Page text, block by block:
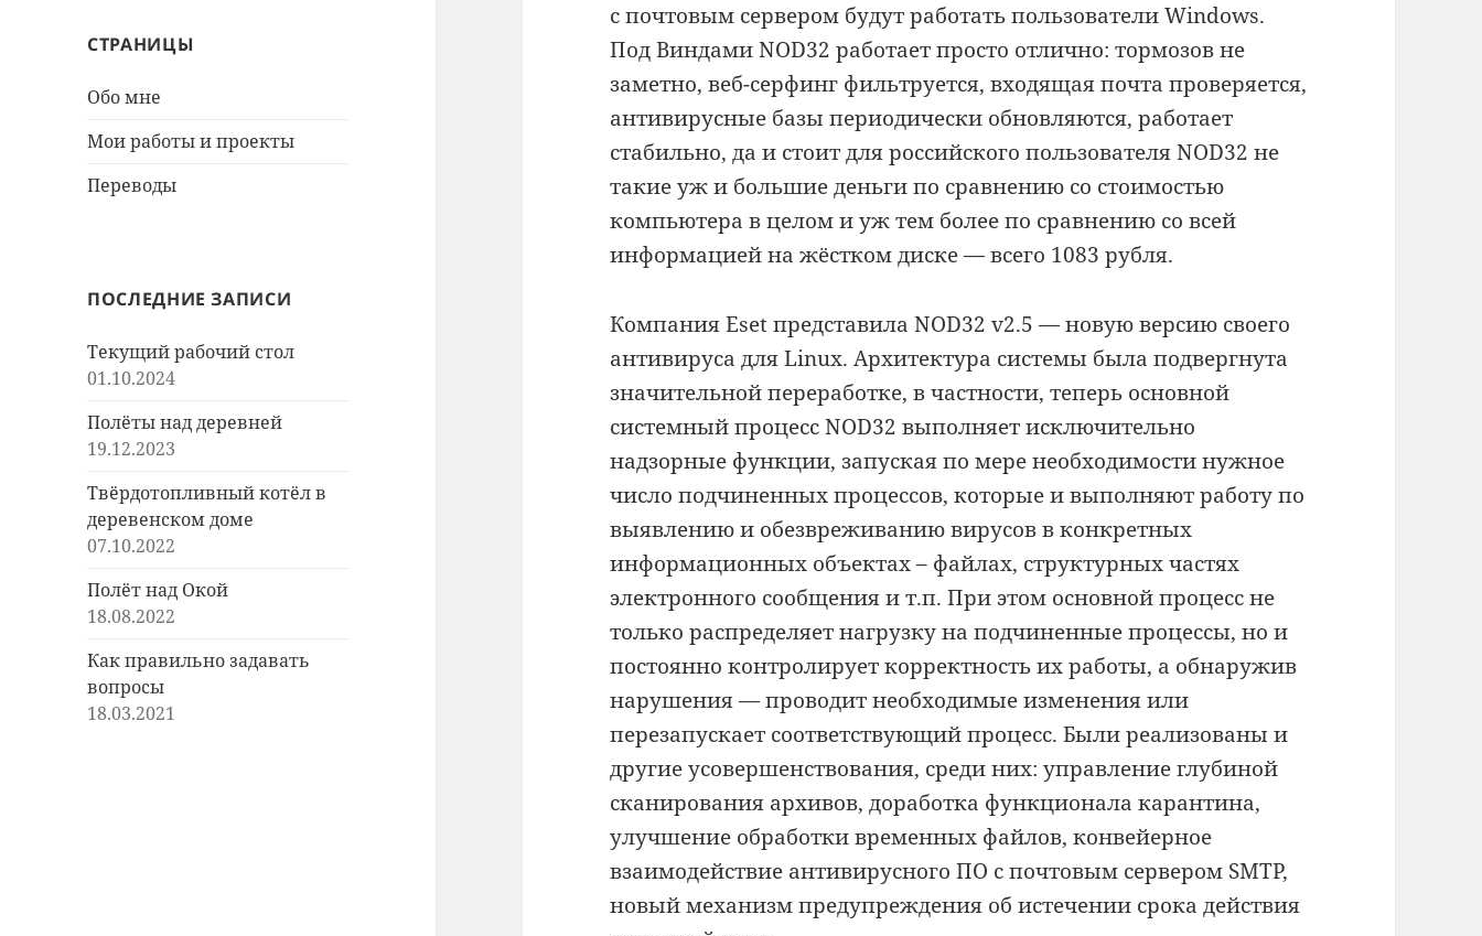
СТРАНИЦЫ
Обо мне
Мои работы и проекты
Переводы
ПОСЛЕДНИЕ ЗАПИСИ
Текущий рабочий стол
01.10.2024
Полёты над деревней
19.12.2023
Твёрдотопливный котёл в
деревенском доме
07.10.2022
Полёт над Окой
18.08.2022
Как правильно задавать
вопросы
18.03.2021
с почтовым сервером будут работать пользователи Windows.
Под Виндами NOD32 работает просто отлично: тормозов не
заметно, веб-серфинг фильтруется, входящая почта проверяется,
антивирусные базы периодически обновляются, работает
стабильно, да и стоит для российского пользователя NOD32 не
такие уж и большие деньги по сравнению со стоимостью
компьютера в целом и уж тем более по сравнению со всей
информацией на жёстком диске — всего 1083 рубля.
Компания Eset представила NOD32 v2.5 — новую версию своего
антивируса для Linux. Архитектура системы была подвергнута
значительной переработке, в частности, теперь основной
системный процесс NOD32 выполняет исключительно
надзорные функции, запуская по мере необходимости нужное
число подчиненных процессов, которые и выполняют работу по
выявлению и обезвреживанию вирусов в конкретных
информационных объектах – файлах, структурных частях
электронного сообщения и т.п. При этом основной процесс не
только распределяет нагрузку на подчиненные процессы, но и
постоянно контролирует корректность их работы, а обнаружив
нарушения — проводит необходимые изменения или
перезапускает соответствующий процесс. Были реализованы и
другие усовершенствования, среди них: управление глубиной
сканирования архивов, доработка функционала карантина,
улучшение обработки временных файлов, конвейерное
взаимодействие антивирусного ПО с почтовым сервером SMTP,
новый механизм предупреждения об истечении срока действия